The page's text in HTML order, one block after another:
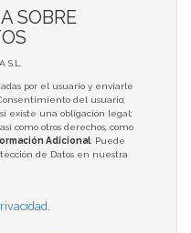
SOBRE
S.L.
por el usuario y enviarle
del usuario;
existe una obligación legal;
como otros derechos, como
Adicional: Puede
de Datos en nuestra